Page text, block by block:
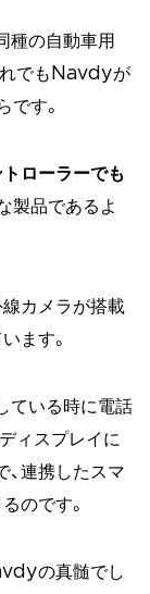
種の自動車用
れでもNavdyが
です。
ローラーでも
製品であるよ
カメラが搭載
ます。
ている時に電話
ィスプレイに
連携したスマ
のです。
の真髄でし